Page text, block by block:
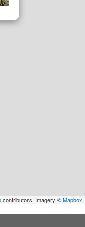
contributors, Imagery ©Mapbox